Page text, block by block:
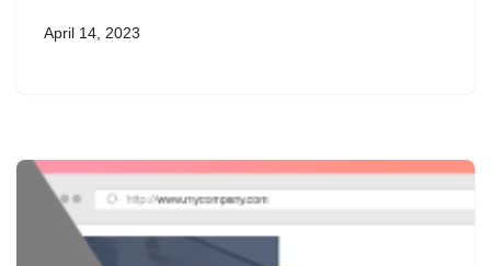
April 14, 2023